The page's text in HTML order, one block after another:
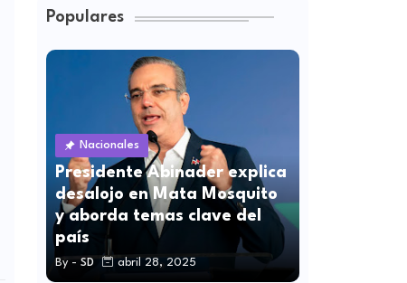
Populares
Nacionales
Presidente Abinader explica
desalojo en Mata Mosquito
y aborda temas clave del
país
By - SD abril 28, 2025